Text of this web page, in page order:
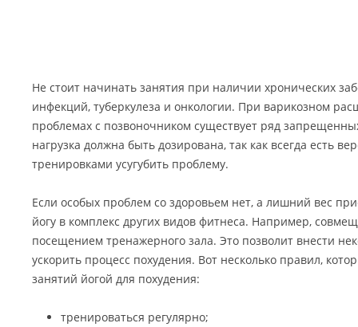
Не стоит начинать занятия при наличии хронических
инфекций, туберкулеза и онкологии. При варикозном
проблемах с позвоночником существует ряд
нагрузка должна быть дозирована, так как всегда есть
тренировками усугубить проблему.
Если особых проблем со здоровьем нет, а лишний вес
йогу в комплекс других видов фитнеса. Например,
посещением тренажерного зала. Это позволит внести
ускорить процесс похудения. Вот несколько правил,
занятий йогой для похудения:
тренироваться регулярно;